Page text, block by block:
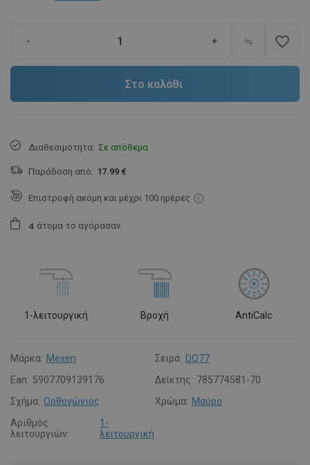
- + favorite_border
Στο καλάθι
Διαθεσιμότητα: Σε απόθεμα
Παράδοση από: 17.99 €
Επιστροφή ακόμη και μέχρι 100 ημέρες
4 άτομα το αγόρασαν.
1-λειτουργική Βροχή AntiCalc
Μάρκα: Mexen Σειρά: DQ77
Ean: 5907709139176 Δείκτης: 785774581-70
Σχήμα: Ορθογώνιος Χρώμα: Μαύρο
Αριθμός
λειτουργιών:
1-
λειτουργική